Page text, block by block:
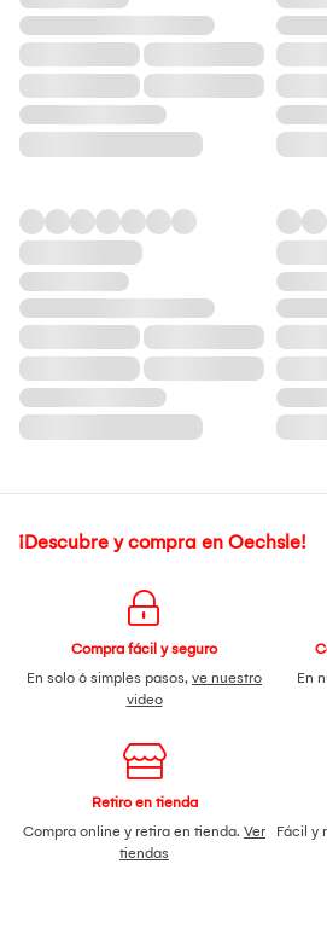
¡Descubre y compra en Oechsle!
Compra fácil y seguro
En solo 6 simples pasos, ve nuestro
video
En
Retiro en tienda
Compra online y retira en tienda. Ver
tiendas
Fácil y